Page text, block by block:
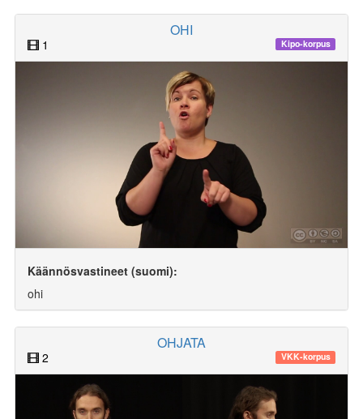
OHI
1 Kipo-korpus
Käännösvastineet (suomi):
ohi
OHJATA
2 VKK-korpus